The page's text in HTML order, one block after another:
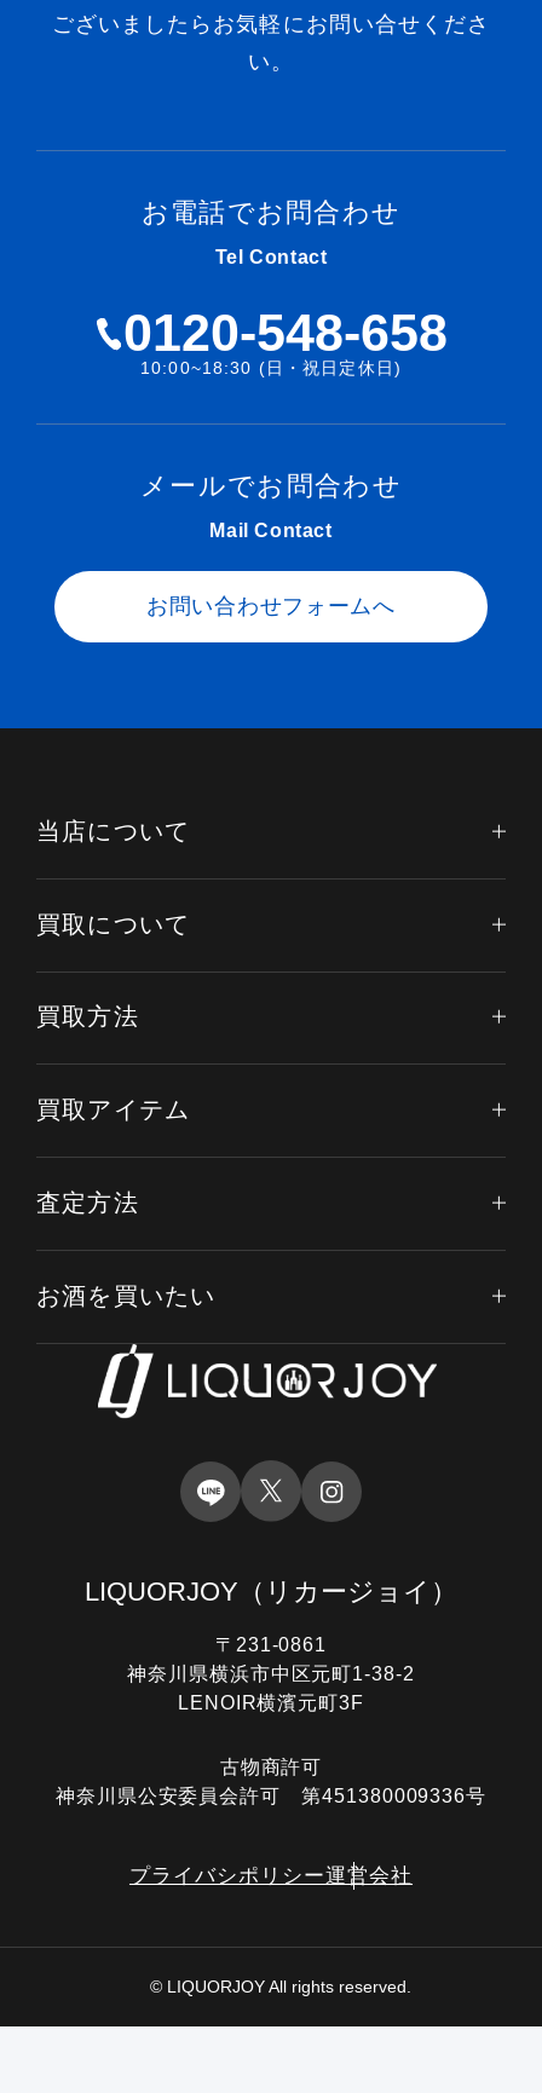
ございましたらお気軽にお問い合せくださ
い。
お電話でお問合わせ
Tel Contact
0120-548-658
10:00~18:30 (日・祝日定休日)
メールでお問合わせ
Mail Contact
お問い合わせフォームへ
LIQUORJOY （リカージョイ）
〒231-0861
神奈川県横浜市中区元町1-38-2
LENOIR横濱元町3F
古物商許可
神奈川県公安委員会許可 第451380009336号
プライバシポリシー運営会社
© LIQUORJOY All rights reserved.
当店について
買取について
買取方法
買取アイテム
査定方法
お酒を買いたい